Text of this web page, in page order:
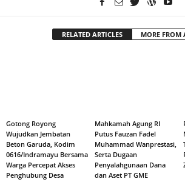
RELATED ARTICLES MORE FROM
Gotong Royong
Wujudkan Jembatan
Beton Garuda, Kodim
0616/Indramayu Bersama
Warga Percepat Akses
Penghubung Desa
Mahkamah Agung RI
Putus Fauzan Fadel
Muhammad Wanprestasi,
Serta Dugaan
Penyalahgunaan Dana
dan Aset PT GME